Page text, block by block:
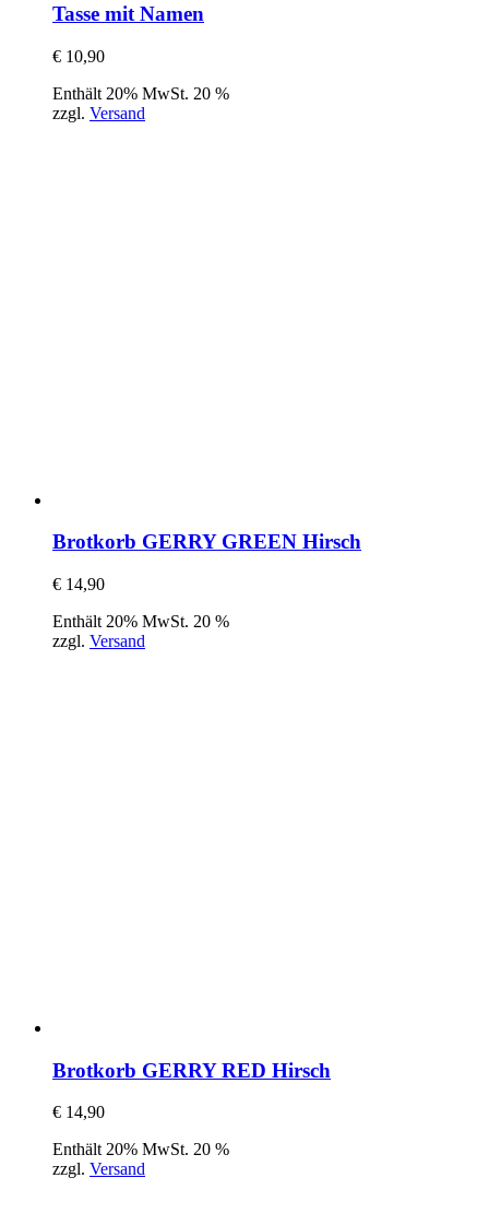
Tasse mit Namen
€ 10,90
Enthält 20% MwSt. 20 %
zzgl. Versand
Brotkorb GERRY GREEN Hirsch
€ 14,90
Enthält 20% MwSt. 20 %
zzgl. Versand
Brotkorb GERRY RED Hirsch
€ 14,90
Enthält 20% MwSt. 20 %
zzgl. Versand